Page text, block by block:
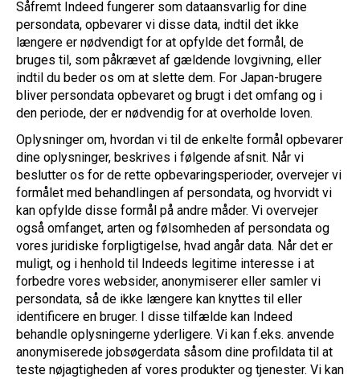
Såfremt Indeed fungerer som dataansvarlig for dine
persondata, opbevarer vi disse data, indtil det ikke
længere er nødvendigt for at opfylde det formål, de
bruges til, som påkrævet af gældende lovgivning, eller
indtil du beder os om at slette dem. For Japan-brugere
bliver persondata opbevaret og brugt i det omfang og i
den periode, der er nødvendig for at overholde loven.
Oplysninger om, hvordan vi til de enkelte formål opbevarer
dine oplysninger, beskrives i følgende afsnit. Når vi
beslutter os for de rette opbevaringsperioder, overvejer vi
formålet med behandlingen af persondata, og hvorvidt vi
kan opfylde disse formål på andre måder. Vi overvejer
også omfanget, arten og følsomheden af persondata og
vores juridiske forpligtigelse, hvad angår data. Når det er
muligt, og i henhold til Indeeds legitime interesse i at
forbedre vores websider, anonymiserer eller samler vi
persondata, så de ikke længere kan knyttes til eller
identificere en bruger. I disse tilfælde kan Indeed
behandle oplysningerne yderligere. Vi kan f.eks. anvende
anonymiserede jobsøgerdata såsom dine profildata til at
teste nøjagtigheden af vores produkter og tjenester. Vi kan